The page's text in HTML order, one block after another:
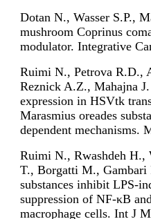
Dotan N., Wasser S.P.,
mushroom Coprinus
modulator. Integrative
Ruimi N., Petrova R.D.,
Reznick A.Z., Mahajna
expression in HSVtk
Marasmius oreades
dependent mechanisms.
Ruimi N., Rwashdeh H.,
T., Borgatti M., Gambari
substances inhibit LPS-
suppression of NF-κB
macrophage cells. Int J